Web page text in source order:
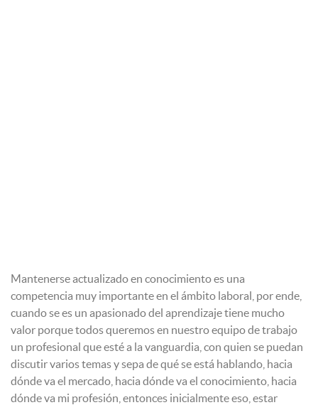
Mantenerse actualizado en conocimiento es una
competencia muy importante en el ámbito laboral, por ende,
cuando se es un apasionado del aprendizaje tiene mucho
valor porque todos queremos en nuestro equipo de trabajo
un profesional que esté a la vanguardia, con quien se puedan
discutir varios temas y sepa de qué se está hablando, hacia
dónde va el mercado, hacia dónde va el conocimiento, hacia
dónde va mi profesión, entonces inicialmente eso, estar